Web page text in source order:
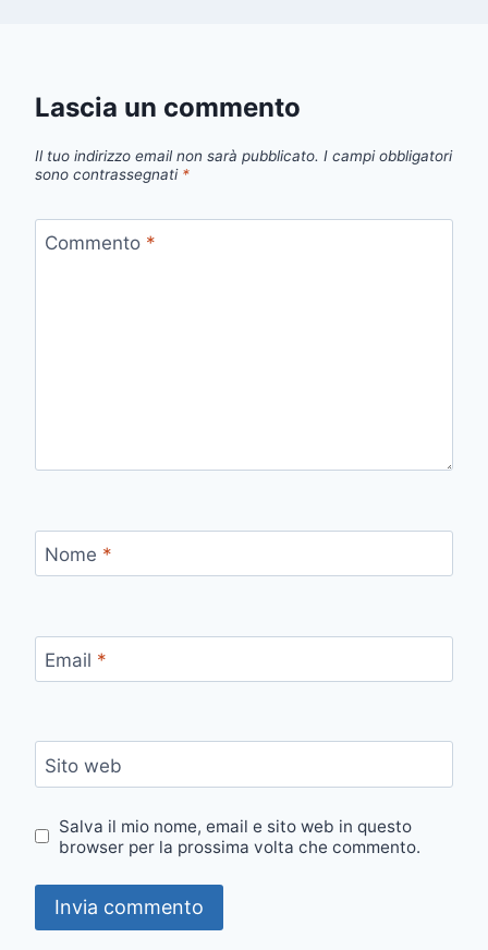
Lascia un commento
Il tuo indirizzo email non sarà pubblicato. I campi obbligatori
sono contrassegnati *
Commento *
Nome *
Email *
Sito web
Salva il mio nome, email e sito web in questo
browser per la prossima volta che commento.